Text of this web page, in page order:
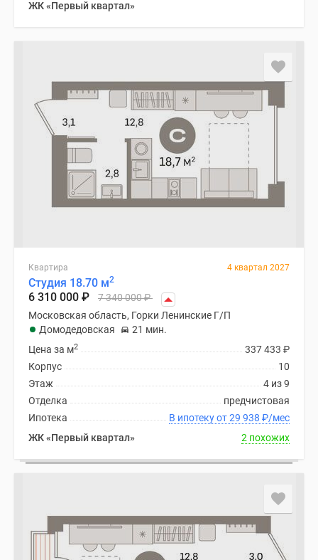
ЖК «Первый квартал»
Квартира 4 квартал 2027
Студия 18.70 м2
6 310 000 ₽ 7 340 000₽
Московская область, Горки Ленинские Г/П
Домодедовская
21 мин.
337 433 ₽
Цена за м2
10
Корпус
4 из 9
Этаж
предчистовая
Отделка
В ипотеку от 29 938 ₽/мес
Ипотека
ЖК «Первый квартал»
2 похожих